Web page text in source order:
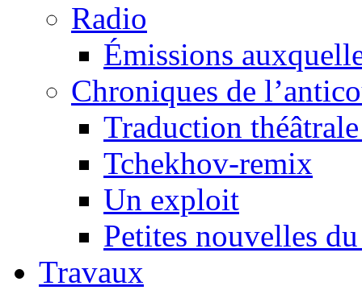
Radio
Émissions
Chroniques de
Traduction
Tchekhov-remix
Un exploit
Petites nouvelles
Travaux